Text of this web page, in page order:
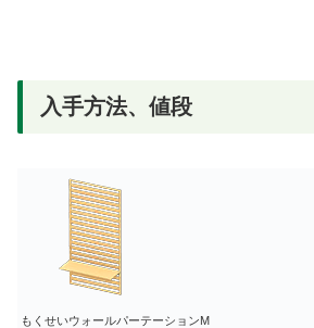
入手方法、値段
もくせいウォールパーテーションM